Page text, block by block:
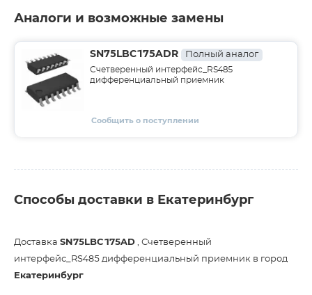
Аналоги и возможные замены
SN75LBC175ADR Полный аналог
Счетверенный интерфейс_RS485
дифференциальный приемник
Сообщить о поступлении
Способы доставки в Екатеринбург
Доставка SN75LBC175AD , Счетверенный
интерфейс_RS485 дифференциальный приемник в город
Екатеринбург